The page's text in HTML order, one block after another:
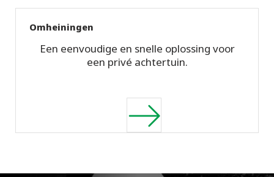
Omheiningen
Een eenvoudige en snelle oplossing voor
een privé achtertuin.